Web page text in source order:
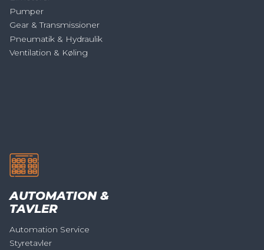
Pumper
Gear & Transmissioner
Pneumatik & Hydraulik
Ventilation & Køling
AUTOMATION &
TAVLER
Automation Service
Styretavler